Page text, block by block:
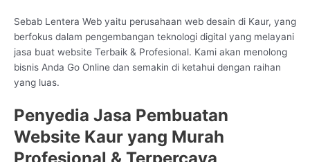
Sebab Lentera Web yaitu perusahaan web desain di Kaur, yang
berfokus dalam pengembangan teknologi digital yang melayani
jasa buat website Terbaik & Profesional. Kami akan menolong
bisnis Anda Go Online dan semakin di ketahui dengan raihan
yang luas.
Penyedia Jasa Pembuatan
Website Kaur yang Murah